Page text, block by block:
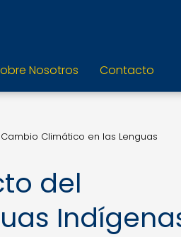
Nosotros Contacto
Climático en las Lenguas
del